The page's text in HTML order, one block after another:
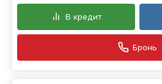
В кредит
Бронь